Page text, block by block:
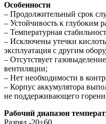
Особенности
– Продолжительный срок
– Устойчивость к глубоким
– Температурная
– Исключены утечки
эксплуатация с другим
– Отсутствует
вентиляции;
– Нет необходимости в
– Корпус аккумулятора
не поддерживающего
Рабочий диапазон
Разряд -20÷60